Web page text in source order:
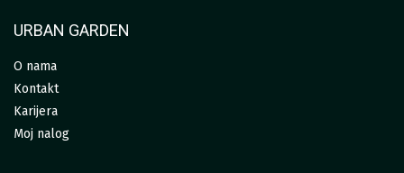
URBAN GARDEN
O nama
Kontakt
Karijera
Moj nalog